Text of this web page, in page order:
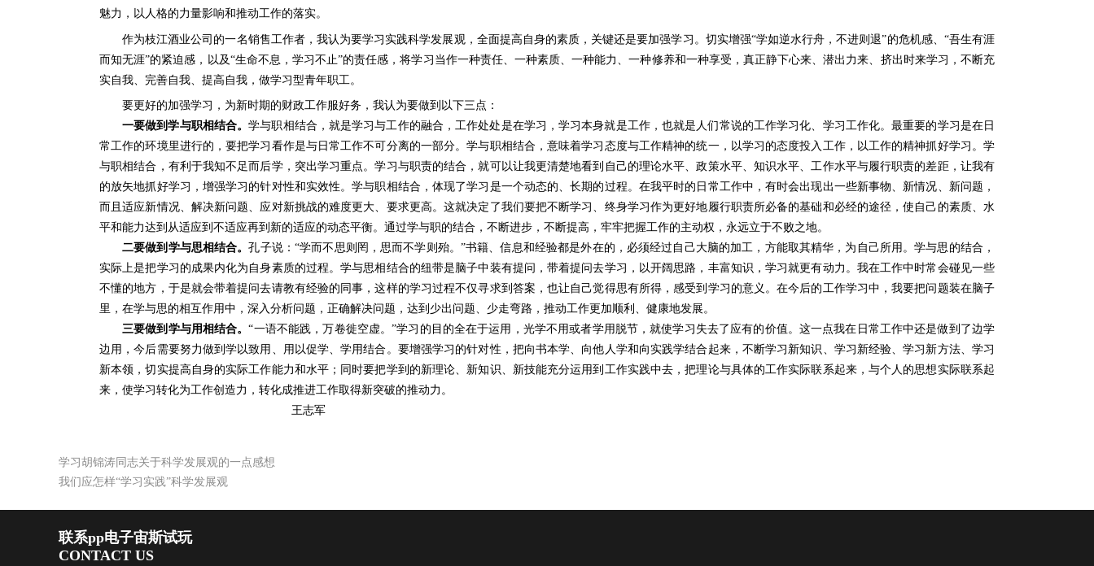
魅力，以人格的力量影响和推动工作的落实。
作为枝江酒业公司的一名销售工作者，我认为要学习实践科学发展观，全面提高自身的素质，关键还是要加强学习。切实增强“学如逆水行舟，不进则退”的危机感、“吾生有涯
而知无涯”的紧迫感，以及“生命不息，学习不止”的责任感，将学习当作一种责任、一种素质、一种能力、一种修养和一种享受，真正静下心来、潜出力来、挤出时来学习，不断充
实自我、完善自我、提高自我，做学习型青年职工。
要更好的加强学习，为新时期的财政工作服好务，我认为要做到以下三点：
一要做到学与职相结合。学与职相结合，就是学习与工作的融合，工作处处是在学习，学习本身就是工作，也就是人们常说的工作学习化、学习工作化。最重要的学习是在日
常工作的环境里进行的，要把学习看作是与日常工作不可分离的一部分。学与职相结合，意味着学习态度与工作精神的统一，以学习的态度投入工作，以工作的精神抓好学习。学
与职相结合，有利于我知不足而后学，突出学习重点。学习与职责的结合，就可以让我更清楚地看到自己的理论水平、政策水平、知识水平、工作水平与履行职责的差距，让我有
的放矢地抓好学习，增强学习的针对性和实效性。学与职相结合，体现了学习是一个动态的、长期的过程。在我平时的日常工作中，有时会出现出一些新事物、新情况、新问题，
而且适应新情况、解决新问题、应对新挑战的难度更大、要求更高。这就决定了我们要把不断学习、终身学习作为更好地履行职责所必备的基础和必经的途径，使自己的素质、水
平和能力达到从适应到不适应再到新的适应的动态平衡。通过学与职的结合，不断进步，不断提高，牢牢把握工作的主动权，永远立于不败之地。
二要做到学与思相结合。孔子说：“学而不思则罔，思而不学则殆。”书籍、信息和经验都是外在的，必须经过自己大脑的加工，方能取其精华，为自己所用。学与思的结合，
实际上是把学习的成果内化为自身素质的过程。学与思相结合的纽带是脑子中装有提问，带着提问去学习，以开阔思路，丰富知识，学习就更有动力。我在工作中时常会碰见一些
不懂的地方，于是就会带着提问去请教有经验的同事，这样的学习过程不仅寻求到答案，也让自己觉得思有所得，感受到学习的意义。在今后的工作学习中，我要把问题装在脑子
里，在学与思的相互作用中，深入分析问题，正确解决问题，达到少出问题、少走弯路，推动工作更加顺利、健康地发展。
三要做到学与用相结合。“一语不能践，万卷徙空虚。”学习的目的全在于运用，光学不用或者学用脱节，就使学习失去了应有的价值。这一点我在日常工作中还是做到了边学
边用，今后需要努力做到学以致用、用以促学、学用结合。要增强学习的针对性，把向书本学、向他人学和向实践学结合起来，不断学习新知识、学习新经验、学习新方法、学习
新本领，切实提高自身的实际工作能力和水平；同时要把学到的新理论、新知识、新技能充分运用到工作实践中去，把理论与具体的工作实际联系起来，与个人的思想实际联系起
来，使学习转化为工作创造力，转化成推进工作取得新突破的推动力。
王志军
学习胡锦涛同志关于科学发展观的一点感想
我们应怎样“学习实践”科学发展观
联系pp电子宙斯试玩
CONTACT US